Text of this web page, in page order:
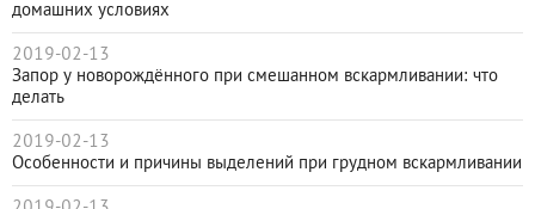
домашних условиях
2019-02-13
Запор у новорождённого при смешанном вскармливании: что
делать
2019-02-13
Особенности и причины выделений при грудном вскармливании